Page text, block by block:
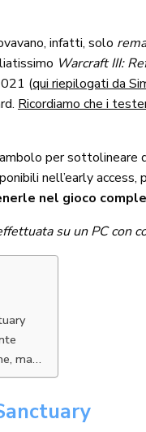
infatti, solo
Warcraft III:
(qui riepilogati da
Ricordiamo che i
per sottolineare
nell’early
nel gioco
su un PC con
ma…